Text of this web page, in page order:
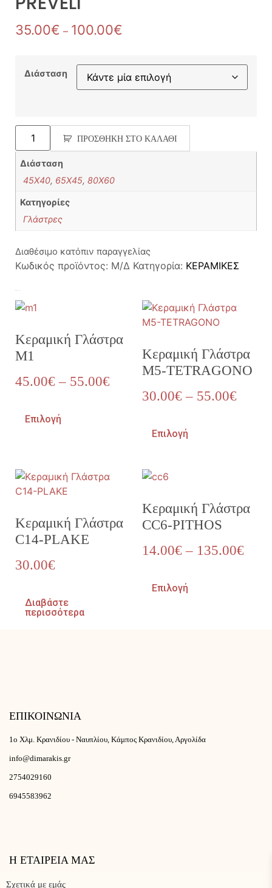
35.00€ – 100.00€
Διάσταση
ΠΡΟΣΘΉΚΗ ΣΤΟ ΚΑΛΆΘΙ
Διάσταση
45X40, 65X45,80X60
Κατηγορίες
Γλάστρες
Διαθέσιμο κατόπιν παραγγελίας
Κωδικός προϊόντος: Μ/Δ Κατηγορία: ΚΕΡΑΜΙΚΕΣ
Κεραμική Γλάστρα
M1
45.00€ – 55.00€
Επιλογή
Κεραμική Γλάστρα
M5-TETRAGONO
30.00€ – 55.00€
Επιλογή
Κεραμική Γλάστρα
C14-PLAKE
30.00€
Διαβάστε
περισσότερα
Κεραμική Γλάστρα
CC6-PITHOS
14.00€ – 135.00€
Επιλογή
ΕΠΙΚΟΙΝΩΝΙΑ
1ο Χλμ. Κρανιδίου - Ναυπλίου, Κάμπος Κρανιδίου, Αργολίδα
info@dimarakis.gr
2754029160
6945583962
Η ΕΤΑΙΡΕΙΑ ΜΑΣ
Σχετικά με εμάς